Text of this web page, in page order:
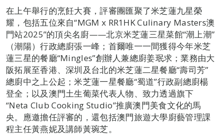
在上午舉行的烹飪大賽，評審團匯聚了米芝蓮九星榮
耀，包括五位來自“MGM x RR1HK Culinary Masters澳
門站2025”的頂尖名廚——北京米芝蓮三星菜館“潮上潮”
（潮陽）行政總廚張一峰；首爾唯一一間獲得今年米芝
蓮三星的餐廳“Mingles”創辦人兼總廚姜珉求；業務由大
阪拓展至香港、深圳及台北的米芝蓮二星餐廳“壽司芳”
總廚中之上公起；米芝蓮一星餐廳“蜀道”行政副總廚楊
登全；以及澳門土生葡菜代表人物、致力透過旗下
“Neta Club Cooking Studio”推廣澳門美食文化的馬
央。應邀擔任評審的，還包括澳門旅遊大學廚藝管理課
程主任黃燕妮及講師黃琬芝。